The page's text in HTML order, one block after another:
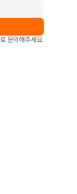
로 문의해주세요.